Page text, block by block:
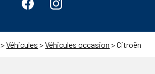
>Véhicules >Véhicules occasion >Citroën